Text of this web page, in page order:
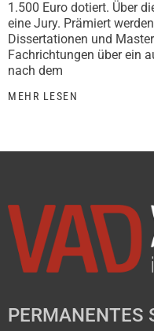
1.500 Euro dotiert. Über
eine Jury. Prämiert
Dissertationen und
Fachrichtungen über ein
nach dem
MEHR LESEN
PERMANENTES